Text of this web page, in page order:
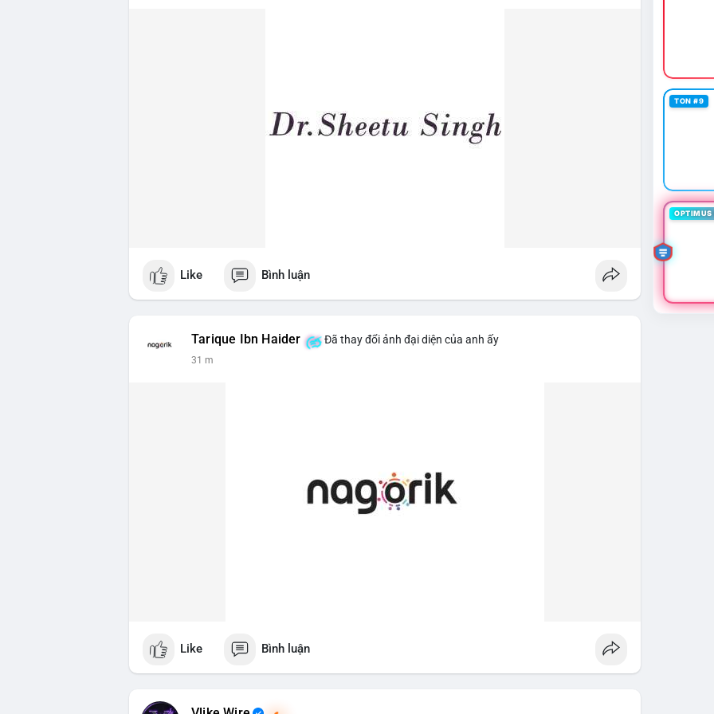
Like Bình luận
Tarique Ibn Haider Đã thay đổi ảnh đại diện của anh ấy
31 m
Like Bình luận
TON #9
OPTIMUS